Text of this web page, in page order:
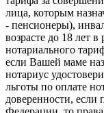
лица, которым
- пенсионеры),
возрасте до 18 лет
нотариального
если Вашей маме
нотариус
льготы по оплате
доверенности, если